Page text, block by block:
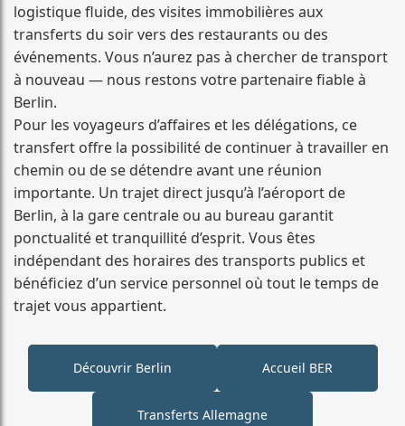
logistique fluide, des visites immobilières aux
transferts du soir vers des restaurants ou des
événements. Vous n’aurez pas à chercher de transport
à nouveau — nous restons votre partenaire fiable à
Berlin.
Pour les voyageurs d’affaires et les délégations, ce
transfert offre la possibilité de continuer à travailler en
chemin ou de se détendre avant une réunion
importante. Un trajet direct jusqu’à l’aéroport de
Berlin, à la gare centrale ou au bureau garantit
ponctualité et tranquillité d’esprit. Vous êtes
indépendant des horaires des transports publics et
bénéficiez d’un service personnel où tout le temps de
trajet vous appartient.
Découvrir Berlin Accueil BER
Transferts Allemagne